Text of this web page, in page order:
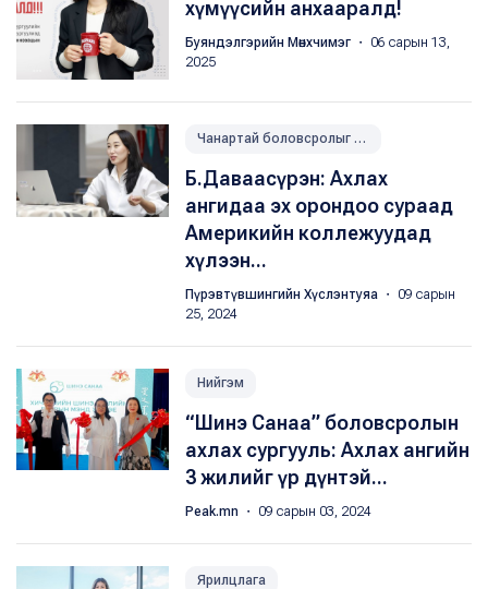
хүмүүсийн анхааралд!
Буяндэлгэрийн Мөнхчимэг ・ 06 сарын 13,
2025
Чанартай боловсролыг дэмжих
Б.Даваасүрэн: Ахлах
ангидаа эх орондоо сураад
Америкийн коллежуудад
хүлээн...
Пүрэвтүвшингийн Хүслэнтуяа ・ 09 сарын
25, 2024
Нийгэм
“Шинэ Санаа” боловсролын
ахлах сургууль: Ахлах ангийн
3 жилийг үр дүнтэй...
Peak.mn ・ 09 сарын 03, 2024
Ярилцлага